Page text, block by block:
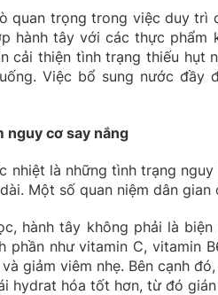
quan trọng trong việc duy trì
hành tây với các thực phẩm
cải thiện tình trạng thiếu hụt
Việc bổ sung nước đầy
nguy cơ say nắng
nhiệt là những tình trạng
Một số quan niệm dân
hành tây không phải là
phần như vitamin C, vitamin
giảm viêm nhẹ. Bên cạnh
hydrat hóa tốt hơn, từ đó